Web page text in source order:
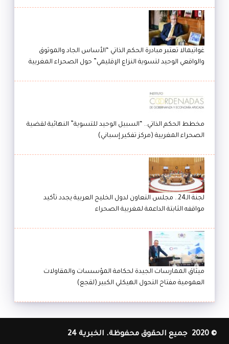
غواتيمالا تعتبر مبادرة الحكم الذاتي “الأساس الجاد والموثوق
والواقعي الوحيد لتسوية النزاع الإقليمي” حول الصحراء المغربية
مخطط الحكم الذاتي.. “السبيل الوحيد للتسوية” النهائية لقضية
الصحراء المغربية (مركز تفكير إسباني)
لجنة الـ24.. مجلس التعاون لدول الخليج العربية يجدد تأكيد
مواقفه الثابتة الداعمة لمغربية الصحراء
ميثاق الممارسات الجيدة لحكامة المؤسسات والمقاولات
العمومية مفتاح التحول الهيكلي الكبير (لقجع)
© 2020 جميع الحقوق محفوظة. الخبرية 24